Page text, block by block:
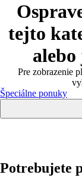
tejto
Pre zobrazenie
Špeciálne ponuky
Potrebujete